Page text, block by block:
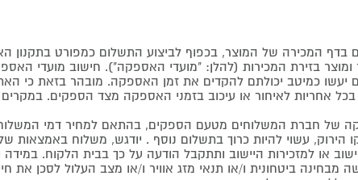
המכירה של המוצר, בכפוף לביצוע התשלום כמפורט בתקנון
בזירת המכירות (להלן: "מועדי האספקה"). חישוב מועדי
יעשו כמיטב יכולתם להקדים את זמן האספקה. מובהר בזאת
אחריות לאיחור או עיכוב בזמני האספקה מצד הספקים.
של חברת המשלוחים מטעם הספקים, בהתאם למחיר דמי
עשוי להיות כרוך בתשלום נוסף . יודגש, משלוח באמצאות
או למזכירות היישוב ותתקבל הודעה על כך בבית הלקוח.
ביטחונית ו/או תנאי מזג אוויר ו/או מצב העלול לסכן את